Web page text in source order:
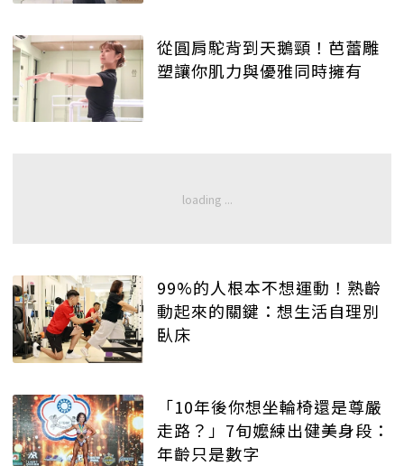
從圓肩駝背到天鵝頸！芭蕾雕
塑讓你肌力與優雅同時擁有
99%的人根本不想運動！熟齡
動起來的關鍵：想生活自理別
臥床
「10年後你想坐輪椅還是尊嚴
走路？」7旬嬤練出健美身段：
年齡只是數字